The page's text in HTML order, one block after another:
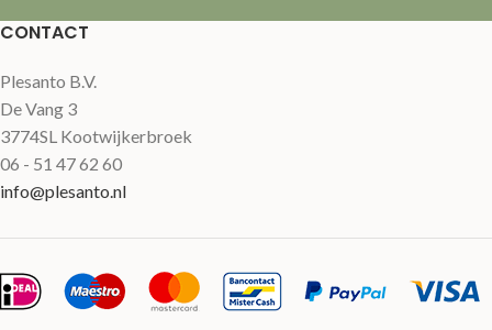
CONTACT
Plesanto B.V.
De Vang 3
3774SL Kootwijkerbroek
06 - 51 47 62 60
info@plesanto.nl